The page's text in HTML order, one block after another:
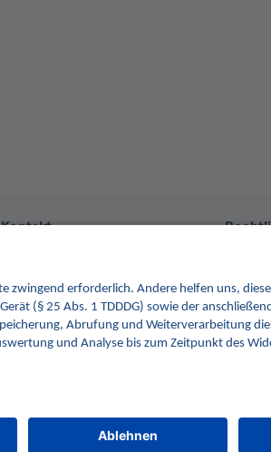
Kontakt
gematik GmbH
Rosenthaler Str. 30